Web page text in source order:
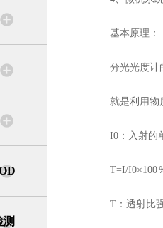
基本原理：
分光光度计的
就是利用物质
I0：入射的
T=I/I0×100％
T：透射比强